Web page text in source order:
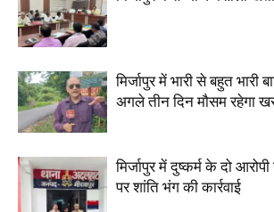
मिर्जापुर में भारी से बहुत
अगले तीन दिन मौसम रहेगा
मिर्जापुर में दुष्कर्म के दो
पर शांति भंग की कार्रवाई